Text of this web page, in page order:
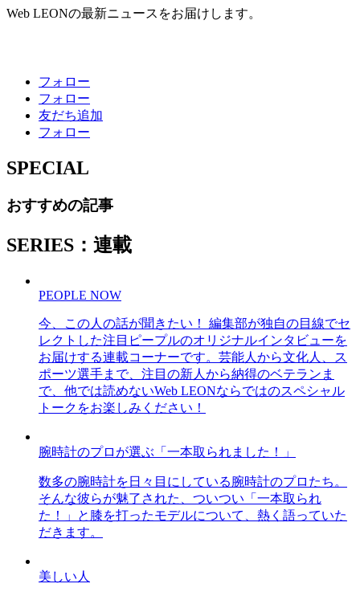
Web LEONの最新ニュースをお届けします。
フォロー
フォロー
友だち追加
フォロー
SPECIAL
おすすめの記事
SERIES：連載
PEOPLE NOW
今、この人の話が聞きたい！ 編集部が独自の目線でセ
レクトした注目ピープルのオリジナルインタビューを
お届けする連載コーナーです。芸能人から文化人、ス
ポーツ選手まで、注目の新人から納得のベテランま
で、他では読めないWeb LEONならではのスペシャル
トークをお楽しみください！
腕時計のプロが選ぶ「一本取られました！」
数多の腕時計を日々目にしている腕時計のプロたち。
そんな彼らが魅了された、ついつい「一本取られ
た！」と膝を打ったモデルについて、熱く語っていた
だきます。
美しい人